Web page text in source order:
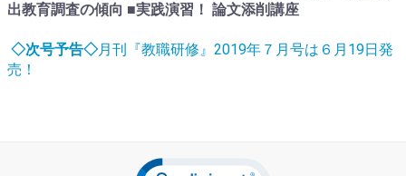
出教育調査の傾向 ■実践演習！ 論文添削講座
◇次号予告◇月刊『教職研修』2019年７月号は６月19日発
売！